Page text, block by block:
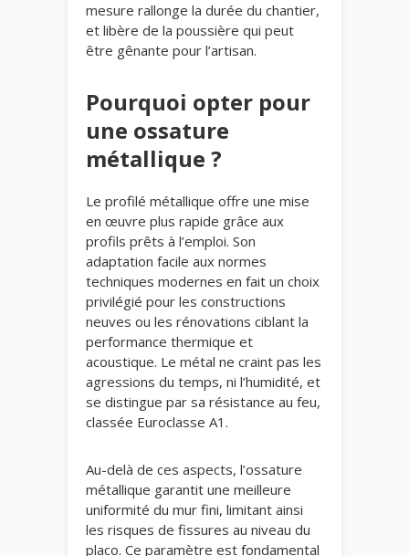
mesure rallonge la durée du chantier,
et libère de la poussière qui peut
être gênante pour l’artisan.
Pourquoi opter pour
une ossature
métallique ?
Le profilé métallique offre une mise
en œuvre plus rapide grâce aux
profils prêts à l’emploi. Son
adaptation facile aux normes
techniques modernes en fait un choix
privilégié pour les constructions
neuves ou les rénovations ciblant la
performance thermique et
acoustique. Le métal ne craint pas les
agressions du temps, ni l’humidité, et
se distingue par sa résistance au feu,
classée Euroclasse A1.
Au-delà de ces aspects, l’ossature
métallique garantit une meilleure
uniformité du mur fini, limitant ainsi
les risques de fissures au niveau du
placo. Ce paramètre est fondamental